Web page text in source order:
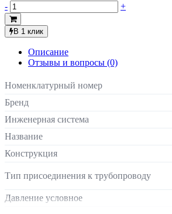
- +
В 1 клик
Описание
Отзывы и вопросы (0)
Номенклатурный номер
Бренд
Инженерная система
Название
Конструкция
Тип присоединения к трубопроводу
Давление условное